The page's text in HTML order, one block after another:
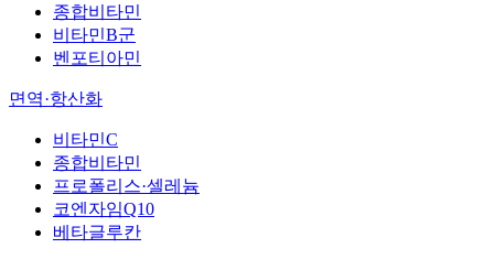
종합비타민
비타민B군
벤포티아민
면역·항산화
비타민C
종합비타민
프로폴리스·셀레늄
코엔자임Q10
베타글루칸